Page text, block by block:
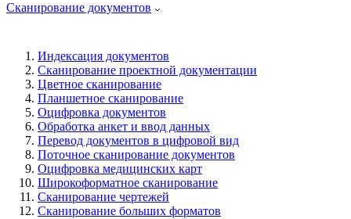
Сканирование документов
Индексация документов
Сканирование проектной документации
Цветное сканирование
Планшетное сканирование
Оцифровка документов
Обработка анкет и ввод данных
Перевод документов в цифровой вид
Поточное сканирование документов
Оцифровка медицинских карт
Широкоформатное сканирование
Сканирование чертежей
Сканирование больших форматов